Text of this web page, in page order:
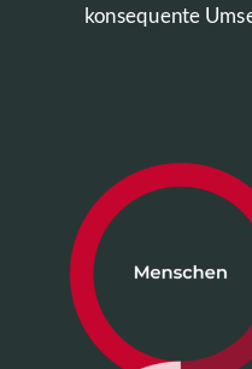
konsequente